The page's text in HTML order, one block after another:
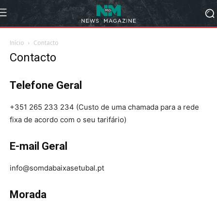
Início Contacto
Contacto
Telefone Geral
+351 265 233 234 (Custo de uma chamada para a rede
fixa de acordo com o seu tarifário)
E-mail Geral
info@somdabaixasetubal.pt
Morada